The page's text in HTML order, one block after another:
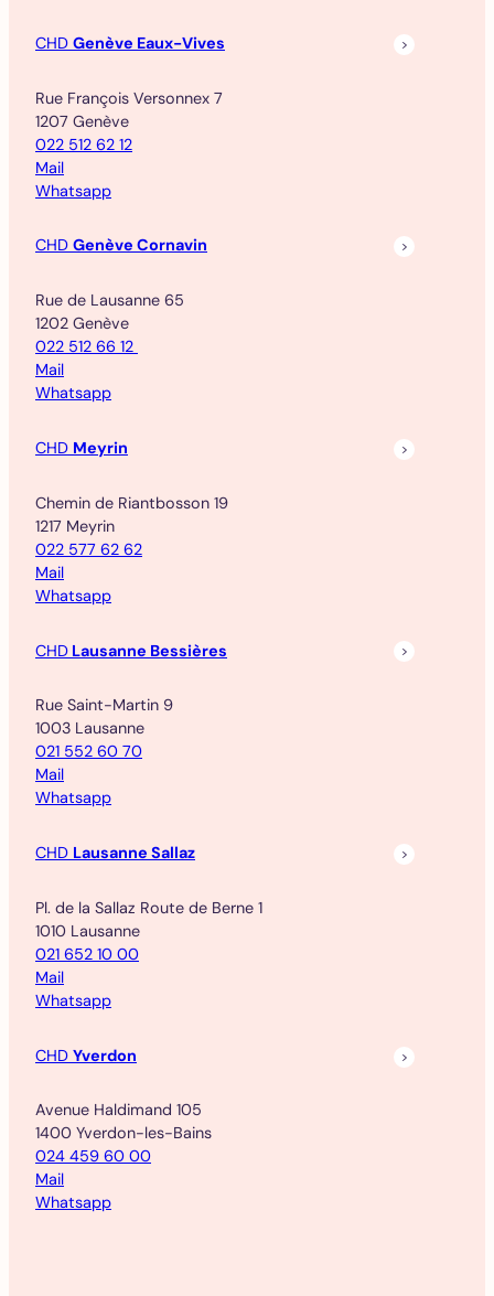
CHD Genève Eaux-Vives
Rue François Versonnex 7
1207 Genève
022 512 62 12
Mail
Whatsapp
CHD Genève Cornavin
Rue de Lausanne 65
1202 Genève
022 512 66 12
Mail
Whatsapp
CHD Meyrin
Chemin de Riantbosson 19
1217 Meyrin
022 577 62 62
Mail
Whatsapp
CHD Lausanne Bessières
Rue Saint-Martin 9
1003 Lausanne
021 552 60 70
Mail
Whatsapp
CHD Lausanne Sallaz
Pl. de la Sallaz Route de Berne 1
1010 Lausanne
021 652 10 00
Mail
Whatsapp
CHD Yverdon
Avenue Haldimand 105
1400 Yverdon-les-Bains
024 459 60 00
Mail
Whatsapp